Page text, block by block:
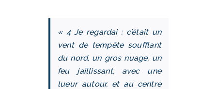
« 4 Je regardai : c’était un
vent de tempête soufflant
du nord, un gros nuage, un
feu jaillissant, avec une
lueur autour, et au centre